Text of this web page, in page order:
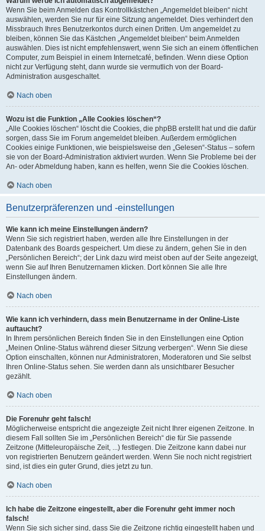
Wenn Sie beim Anmelden das Kontrollkästchen „Angemeldet bleiben“ nicht
auswählen, werden Sie nur für eine Sitzung angemeldet. Dies verhindert den
Missbrauch Ihres Benutzerkontos durch einen Dritten. Um angemeldet zu
bleiben, können Sie das Kästchen „Angemeldet bleiben“ beim Anmelden
auswählen. Dies ist nicht empfehlenswert, wenn Sie sich an einem öffentlichen
Computer, zum Beispiel in einem Internetcafé, befinden. Wenn diese Option
nicht zur Verfügung steht, dann wurde sie vermutlich von der Board-
Administration ausgeschaltet.
Nach oben
Wozu ist die Funktion „Alle Cookies löschen“?
„Alle Cookies löschen“ löscht die Cookies, die phpBB erstellt hat und die dafür
sorgen, dass Sie im Forum angemeldet bleiben. Außerdem ermöglichen
Cookies einige Funktionen, wie beispielsweise den „Gelesen“-Status – sofern
sie von der Board-Administration aktiviert wurden. Wenn Sie Probleme bei der
An- oder Abmeldung haben, kann es helfen, wenn Sie die Cookies löschen.
Nach oben
Benutzerpräferenzen und -einstellungen
Wie kann ich meine Einstellungen ändern?
Wenn Sie sich registriert haben, werden alle Ihre Einstellungen in der
Datenbank des Boards gespeichert. Um diese zu ändern, gehen Sie in den
„Persönlichen Bereich“; der Link dazu wird meist oben auf der Seite angezeigt,
wenn Sie auf Ihren Benutzernamen klicken. Dort können Sie alle Ihre
Einstellungen ändern.
Nach oben
Wie kann ich verhindern, dass mein Benutzername in der Online-Liste
auftaucht?
In Ihrem persönlichen Bereich finden Sie in den Einstellungen eine Option
„Meinen Online-Status während dieser Sitzung verbergen“. Wenn Sie diese
Option einschalten, können nur Administratoren, Moderatoren und Sie selbst
Ihren Online-Status sehen. Sie werden dann als unsichtbarer Besucher
gezählt.
Nach oben
Die Forenuhr geht falsch!
Möglicherweise entspricht die angezeigte Zeit nicht Ihrer eigenen Zeitzone. In
diesem Fall sollten Sie im „Persönlichen Bereich“ die für Sie passende
Zeitzone (Mitteleuropäische Zeit, ...) festlegen. Die Zeitzone kann dabei nur
von registrierten Benutzern geändert werden. Wenn Sie noch nicht registriert
sind, ist dies ein guter Grund, dies jetzt zu tun.
Nach oben
Ich habe die Zeitzone eingestellt, aber die Forenuhr geht immer noch
falsch!
Wenn Sie sich sicher sind, dass Sie die Zeitzone richtig eingestellt haben und